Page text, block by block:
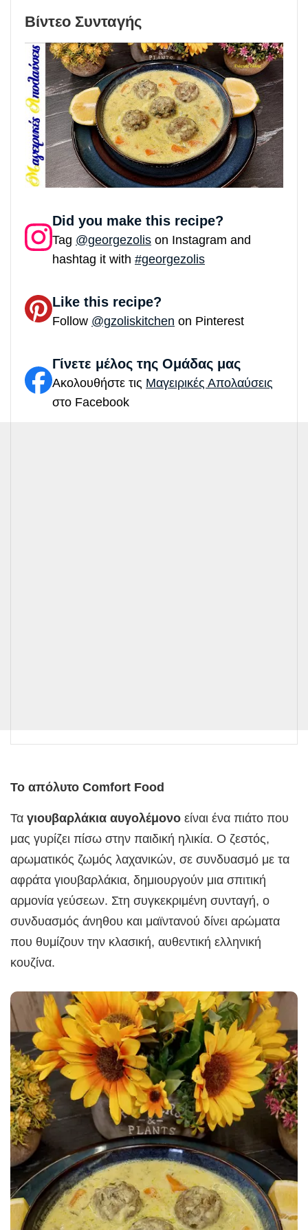
Βίντεο Συνταγής
Did you make this recipe?
Tag @georgezolis on Instagram and
hashtag it with #georgezolis
Like this recipe?
Follow @gzoliskitchen on Pinterest
Γίνετε μέλος της Ομάδας μας
Ακολουθήστε τις Μαγειρικές Απολαύσεις
στο Facebook
Το απόλυτο Comfort Food
Τα γιουβαρλάκια αυγολέμονο είναι ένα πιάτο που
μας γυρίζει πίσω στην παιδική ηλικία. Ο ζεστός,
αρωματικός ζωμός λαχανικών, σε συνδυασμό με τα
αφράτα γιουβαρλάκια, δημιουργούν μια σπιτική
αρμονία γεύσεων. Στη συγκεκριμένη συνταγή, ο
συνδυασμός άνηθου και μαϊντανού δίνει αρώματα
που θυμίζουν την κλασική, αυθεντική ελληνική
κουζίνα.